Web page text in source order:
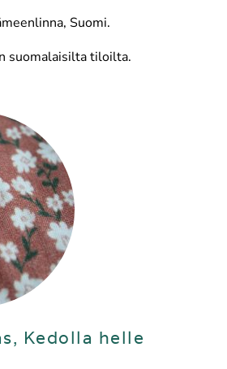
Suomi.
suomalaisilta tiloilta.
Kedolla helle